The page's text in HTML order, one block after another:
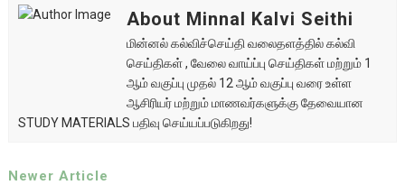
About Minnal Kalvi Seithi
மின்னல் கல்விச்செய்தி வலைதளத்தில் கல்வி
செய்திகள் , வேலை வாய்ப்பு செய்திகள் மற்றும் 1
ஆம் வகுப்பு முதல் 12 ஆம் வகுப்பு வரை உள்ள
ஆசிரியர் மற்றும் மாணவர்களுக்கு தேவையான
STUDY MATERIALS பதிவு செய்யப்படுகிறது!
Newer Article